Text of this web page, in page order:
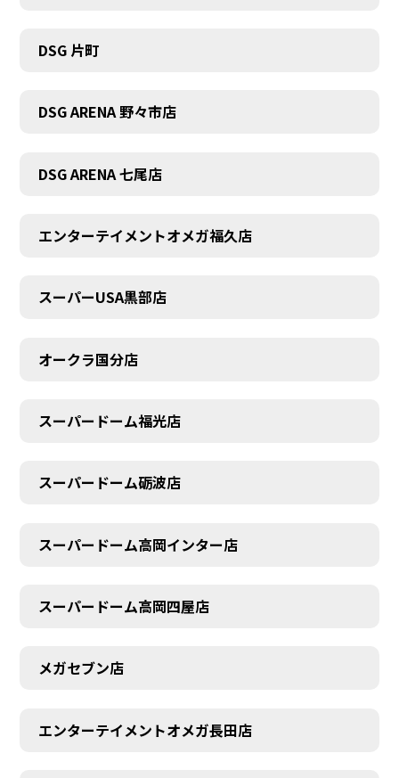
DSG 片町
DSG ARENA 野々市店
DSG ARENA 七尾店
エンターテイメントオメガ福久店
スーパーUSA黒部店
オークラ国分店
スーパードーム福光店
スーパードーム砺波店
スーパードーム高岡インター店
スーパードーム高岡四屋店
メガセブン店
エンターテイメントオメガ長田店